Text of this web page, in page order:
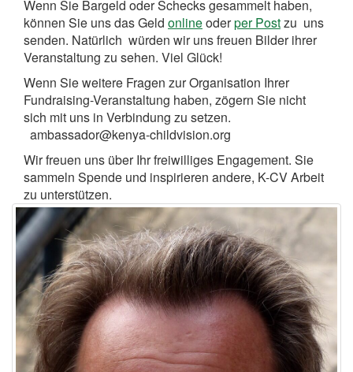
Wenn Sie Bargeld oder Schecks gesammelt haben,
können Sie uns das Geld onlineoderper Postzu uns
senden. Natürlich würden wir uns freuen Bilder ihrer
Veranstaltung zu sehen. Viel Glück!
Wenn Sie weitere Fragen zur Organisation Ihrer
Fundraising-Veranstaltung haben, zögern Sie nicht
sich mit uns in Verbindung zu setzen.
ambassador@kenya-childvision.org
Wir freuen uns über Ihr freiwilliges Engagement. Sie
sammeln Spende und inspirieren andere, K-CV Arbeit
zu unterstützen.